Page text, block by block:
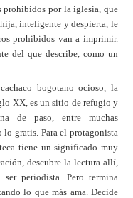
prohibidos por la iglesia, que
inteligente y despierta, le
prohibidos van a imprimir.
del que describe, como un
bogotano ocioso, la
XX, es un sitio de refugio y
de paso, entre muchas
lo gratis. Para el protagonista
tiene un significado muy
descubre la lectura allí,
periodista. Pero termina
lo que más ama. Decide